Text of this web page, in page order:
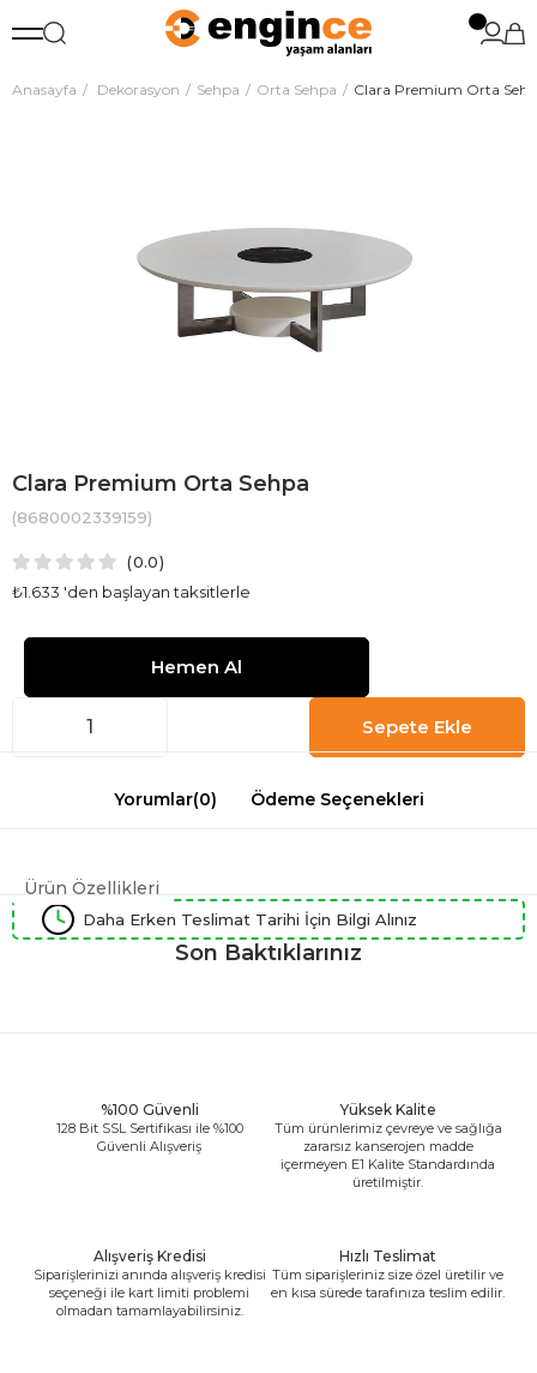
Anasayfa Dekorasyon Sehpa Orta Sehpa Clara Premium Orta
Clara Premium Orta Sehpa
(8680002339159)
0.0
₺1.633 'den başlayan taksitlerle
Yorumlar(0) Ödeme Seçenekleri
Ürün Özellikleri
Daha Erken Teslimat Tarihi İçin Bilgi Alınız
Son Baktıklarınız
%100 Güvenli
128 Bit SSL Sertifikası ile %100
Güvenli Alışveriş
Yüksek Kalite
Tüm ürünlerimiz çevreye ve sağlığa
zararsız kanserojen madde
içermeyen E1 Kalite Standardında
üretilmiştir.
Alışveriş Kredisi
Siparişlerinizi anında alışveriş kredisi
seçeneği ile kart limiti problemi
olmadan tamamlayabilirsiniz.
Hızlı Teslimat
Tüm siparişleriniz size özel üretilir ve
en kısa sürede tarafınıza teslim edilir.